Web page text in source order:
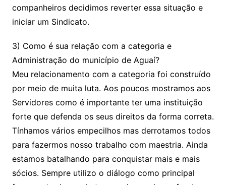
companheiros decidimos reverter essa situação e
iniciar um Sindicato.
3) Como é sua relação com a categoria e
Administração do município de Aguaí?
Meu relacionamento com a categoria foi construído
por meio de muita luta. Aos poucos mostramos aos
Servidores como é importante ter uma instituição
forte que defenda os seus direitos da forma correta.
Tínhamos vários empecilhos mas derrotamos todos
para fazermos nosso trabalho com maestria. Ainda
estamos batalhando para conquistar mais e mais
sócios. Sempre utilizo o diálogo como principal